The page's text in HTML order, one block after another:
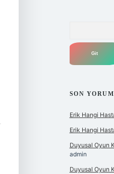
SON
Erik Hangi
Erik Hangi
Duyusal Oyun
admin
Duyusal Oyun